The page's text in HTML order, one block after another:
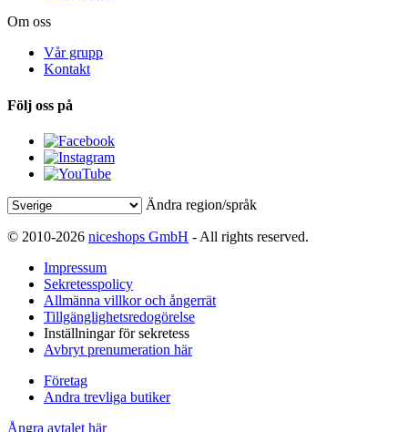
Om oss
Vår grupp
Kontakt
Följ oss på
Ändra region/språk
© 2010-2026 niceshops GmbH - All rights reserved.
Impressum
Sekretesspolicy
Allmänna villkor och ångerrät
Tillgänglighetsredogörelse
Inställningar för sekretess
Avbryt prenumeration här
Företag
Andra trevliga butiker
Ångra avtalet här